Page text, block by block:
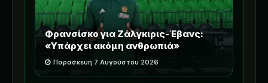
Φρανσίσκο για Ζάλγκιρις-Έβανς:
«Υπάρχει ακόμη ανθρωπιά»
Παρασκευή 7 Αυγούστου 2026